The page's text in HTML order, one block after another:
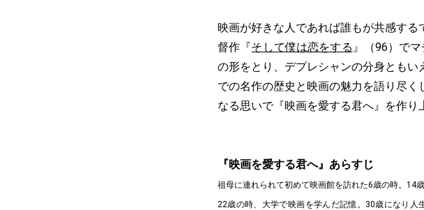
映画が好きな人であれば誰もが共感す
督作『そして僕は恋をする 』（96）で
の形をとり、デプレシャンの分身とも
での名作の歴史と映画の魅力を語り尽
なる思いで『映画を愛する君へ』を作り
『映画を愛する君へ』あらすじ
祖母に連れられて初めて映画館を訪れた6歳の時。14
22歳の時、大学で映画を学んだ記憶。30歳になり人